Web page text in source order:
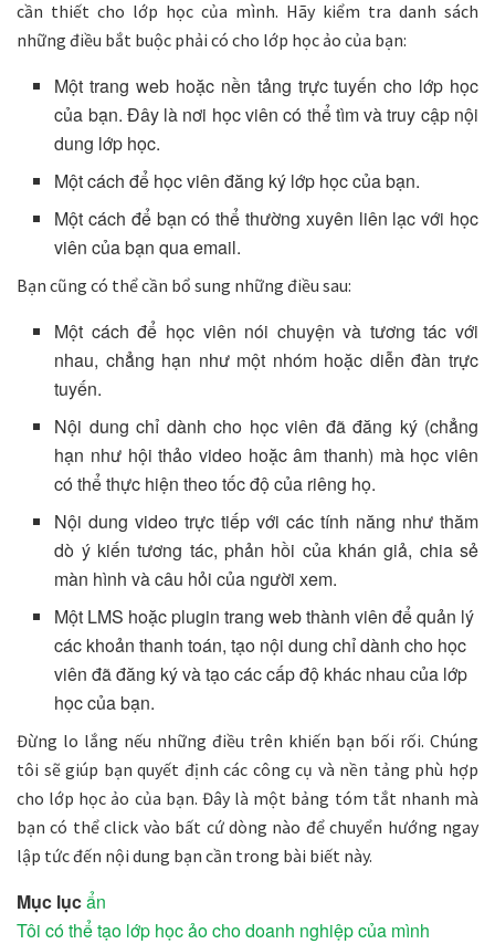
cần thiết cho lớp học của mình. Hãy kiểm tra danh sách
những điều bắt buộc phải có cho lớp học ảo của bạn:
Một trang web hoặc nền tảng trực tuyến cho lớp học
của bạn. Đây là nơi học viên có thể tìm và truy cập nội
dung lớp học.
Một cách để học viên đăng ký lớp học của bạn.
Một cách để bạn có thể thường xuyên liên lạc với học
viên của bạn qua email.
Bạn cũng có thể cần bổ sung những điều sau:
Một cách để học viên nói chuyện và tương tác với
nhau, chẳng hạn như một nhóm hoặc diễn đàn trực
tuyến.
Nội dung chỉ dành cho học viên đã đăng ký (chẳng
hạn như hội thảo video hoặc âm thanh) mà học viên
có thể thực hiện theo tốc độ của riêng họ.
Nội dung video trực tiếp với các tính năng như thăm
dò ý kiến ​​tương tác, phản hồi của khán giả, chia sẻ
màn hình và câu hỏi của người xem.
Một LMS hoặc plugin trang web thành viên để quản lý
các khoản thanh toán, tạo nội dung chỉ dành cho học
viên đã đăng ký và tạo các cấp độ khác nhau của lớp
học của bạn.
Đừng lo lắng nếu những điều trên khiến bạn bối rối. Chúng
tôi sẽ giúp bạn quyết định các công cụ và nền tảng phù hợp
cho lớp học ảo của bạn. Đây là một bảng tóm tắt nhanh mà
bạn có thể click vào bất cứ dòng nào để chuyển hướng ngay
lập tức đến nội dung bạn cần trong bài biết này.
Mục lụcẩn
Tôi có thể tạo lớp học ảo cho doanh nghiệp của mình